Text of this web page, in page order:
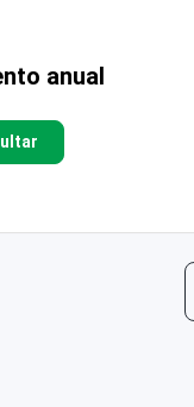
anual